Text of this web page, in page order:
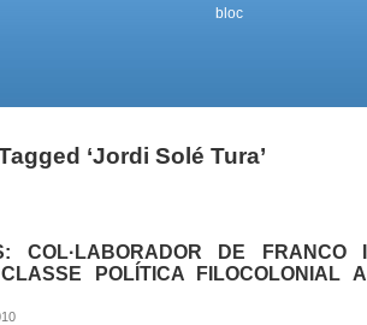
bloc
‘Jordi Solé Tura’
COL·LABORADOR DE FRANCO I
POLÍTICA FILOCOLONIAL A